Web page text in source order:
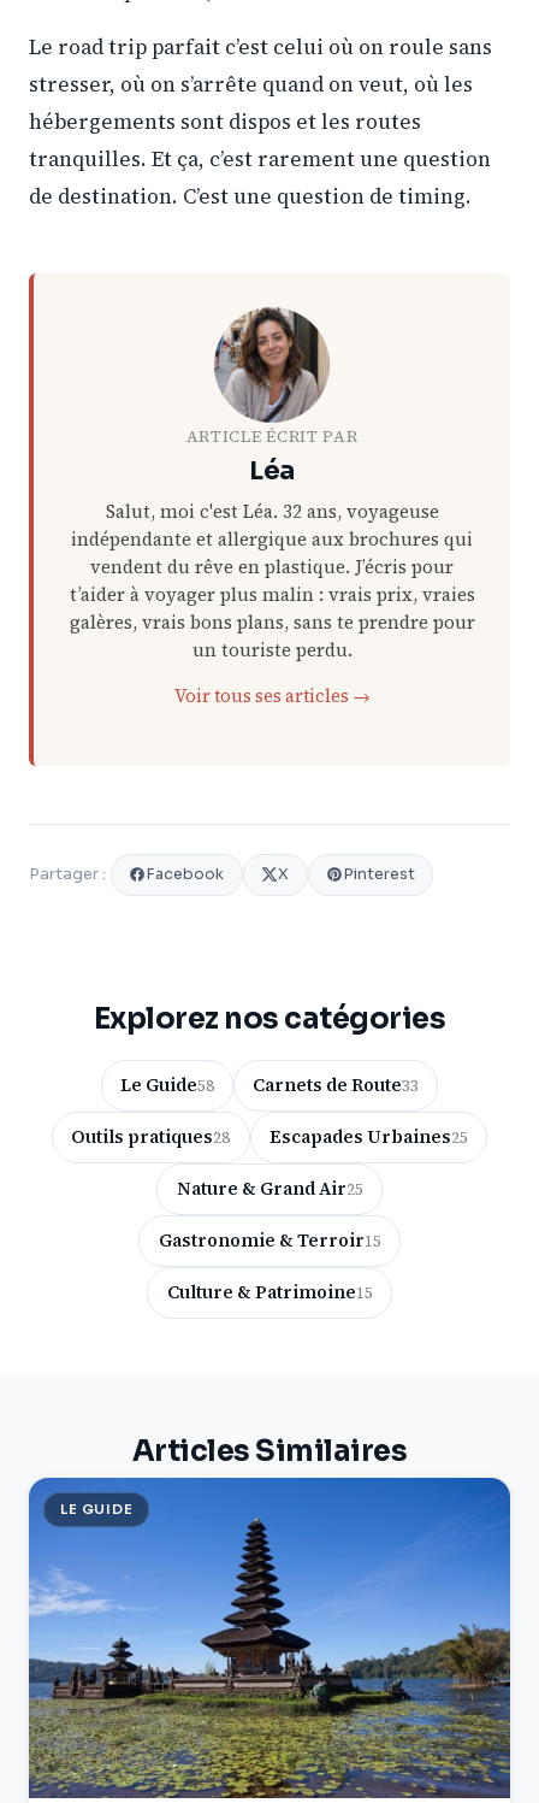
Le road trip parfait c’est celui où on roule sans
stresser, où on s’arrête quand on veut, où les
hébergements sont dispos et les routes
tranquilles. Et ça, c’est rarement une question
de destination. C’est une question de timing.
ARTICLE ÉCRIT PAR
Léa
Salut, moi c'est Léa. 32 ans, voyageuse
indépendante et allergique aux brochures qui
vendent du rêve en plastique. J’écris pour
t’aider à voyager plus malin : vrais prix, vraies
galères, vrais bons plans, sans te prendre pour
un touriste perdu.
Voir tous ses articles →
Partager : Facebook X Pinterest
Explorez nos catégories
Le Guide58 Carnets de Route33
Outils pratiques28 Escapades Urbaines25
Nature & Grand Air25
Gastronomie & Terroir15
Culture & Patrimoine15
Articles Similaires
LE GUIDE